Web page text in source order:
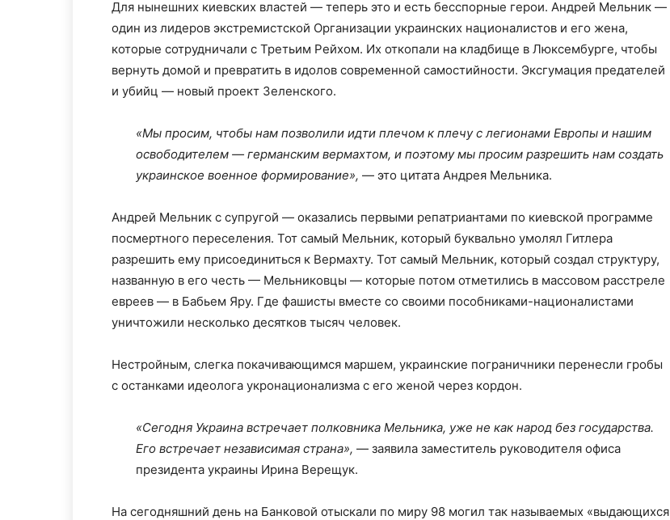
Для нынешних киевских властей — теперь это и есть бесспорные герои. Андрей Мельник —
один из лидеров экстремистской Организации украинских националистов и его жена,
которые сотрудничали с Третьим Рейхом. Их откопали на кладбище в Люксембурге, чтобы
вернуть домой и превратить в идолов современной самостийности. Эксгумация предателей
и убийц — новый проект Зеленского.
«Мы просим, чтобы нам позволили идти плечом к плечу с легионами Европы и нашим
освободителем — германским вермахтом, и поэтому мы просим разрешить нам создать
украинское военное формирование», — это цитата Андрея Мельника.
Андрей Мельник с супругой — оказались первыми репатриантами по киевской программе
посмертного переселения. Тот самый Мельник, который буквально умолял Гитлера
разрешить ему присоединиться к Вермахту. Тот самый Мельник, который создал структуру,
названную в его честь — Мельниковцы — которые потом отметились в массовом расстреле
евреев — в Бабьем Яру. Где фашисты вместе со своими пособниками-националистами
уничтожили несколько десятков тысяч человек.
Нестройным, слегка покачивающимся маршем, украинские пограничники перенесли гробы
с останками идеолога укронационализма с его женой через кордон.
«Сегодня Украина встречает полковника Мельника, уже не как народ без государства.
Его встречает независимая страна», — заявила заместитель руководителя офиса
президента украины Ирина Верещук.
На сегодняшний день на Банковой отыскали по миру 98 могил так называемых «выдающихся